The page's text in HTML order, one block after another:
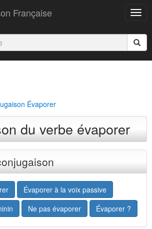
Française
Évaporer
du verbe évaporer
Évaporer à la voix passive
Ne pas évaporer Évaporer ?